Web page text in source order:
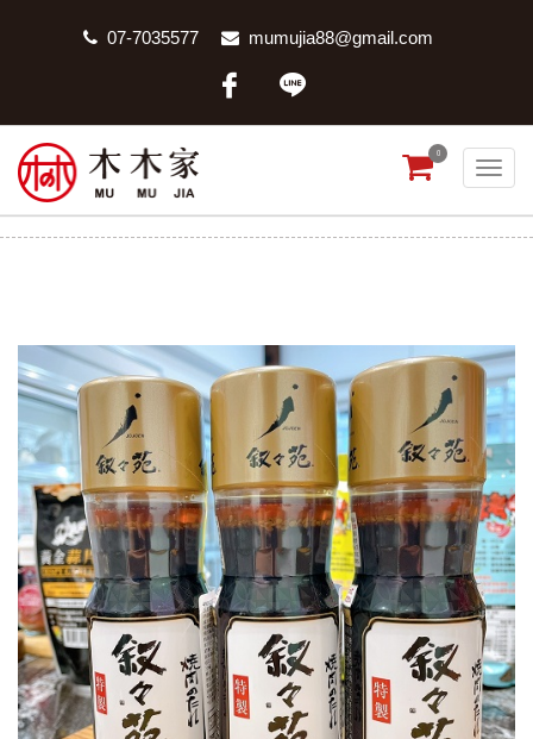
07-7035577 mumujia88@gmail.com
0
敘敘苑燒肉醬 敘敘苑燒肉醬